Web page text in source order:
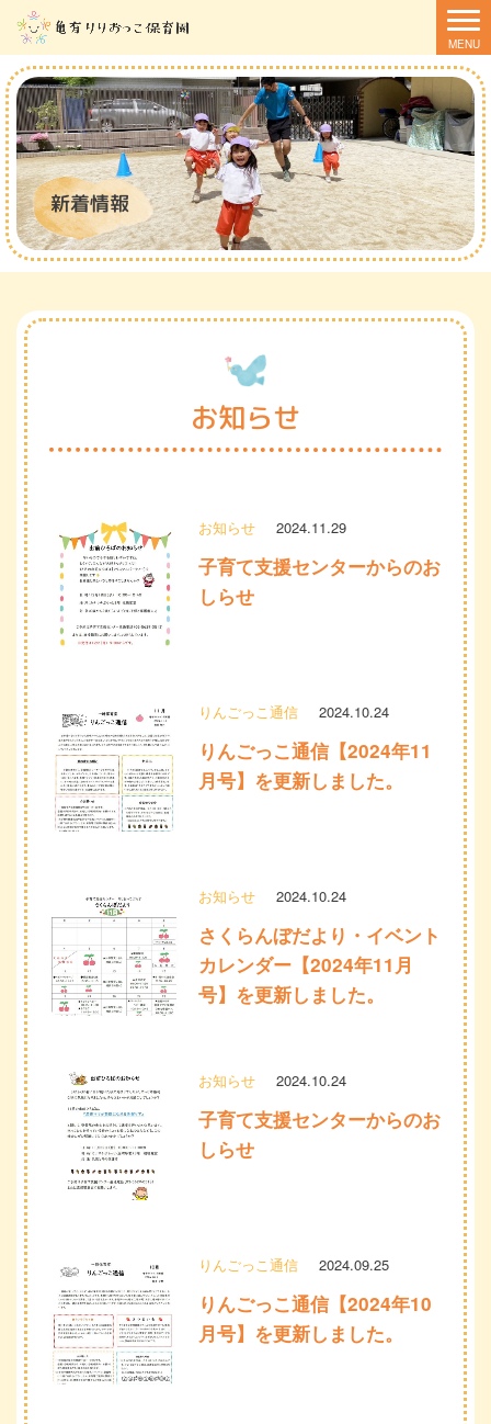
新着情報
お知らせ
お知らせ 2024.11.29
子育て支援センターからのお
しらせ
りんごっこ通信 2024.10.24
りんごっこ通信【2024年11
月号】を更新しました。
お知らせ 2024.10.24
さくらんぼだより・イベント
カレンダー【2024年11月
号】を更新しました。
お知らせ 2024.10.24
子育て支援センターからのお
しらせ
りんごっこ通信 2024.09.25
りんごっこ通信【2024年10
月号】を更新しました。